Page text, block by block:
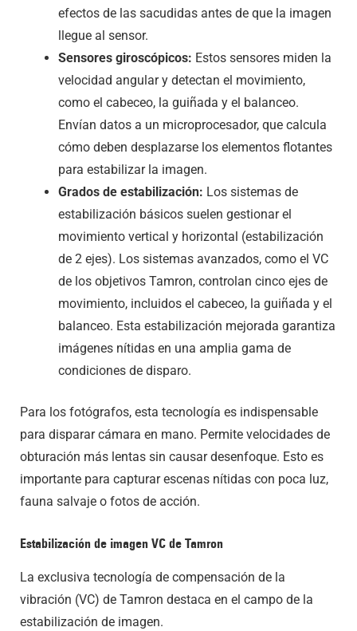
efectos de las sacudidas antes de que la imagen
llegue al sensor.
Sensores giroscópicos: Estos sensores miden la
velocidad angular y detectan el movimiento,
como el cabeceo, la guiñada y el balanceo.
Envían datos a un microprocesador, que calcula
cómo deben desplazarse los elementos flotantes
para estabilizar la imagen.
Grados de estabilización: Los sistemas de
estabilización básicos suelen gestionar el
movimiento vertical y horizontal (estabilización
de 2 ejes). Los sistemas avanzados, como el VC
de los objetivos Tamron, controlan cinco ejes de
movimiento, incluidos el cabeceo, la guiñada y el
balanceo. Esta estabilización mejorada garantiza
imágenes nítidas en una amplia gama de
condiciones de disparo.
Para los fotógrafos, esta tecnología es indispensable
para disparar cámara en mano. Permite velocidades de
obturación más lentas sin causar desenfoque. Esto es
importante para capturar escenas nítidas con poca luz,
fauna salvaje o fotos de acción.
Estabilización de imagen VC de Tamron
La exclusiva tecnología de compensación de la
vibración (VC) de Tamron destaca en el campo de la
estabilización de imagen.